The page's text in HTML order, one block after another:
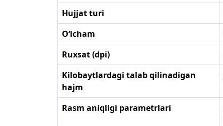
Hujjat turi
O‘lcham
Ruxsat (dpi)
Kilobaytlardagi talab qilinadigan
hajm
Rasm aniqligi parametrlari